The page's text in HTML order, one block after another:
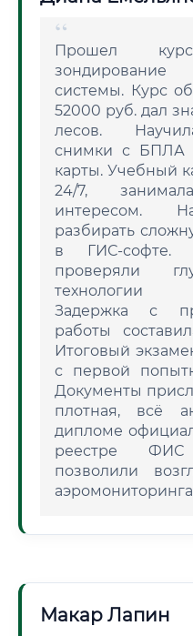
Прошел курс
системы. Курс
52000 руб. дал
лесов.
снимки с БПЛА
карты. Учебный
24/7,
интересом.
разбирать
в ГИС-софте.
проверяли
технологии
Задержка с
работы
Итоговый
с первой
Документы
плотная, всё
дипломе
реестре
позволили
Макар Лапин